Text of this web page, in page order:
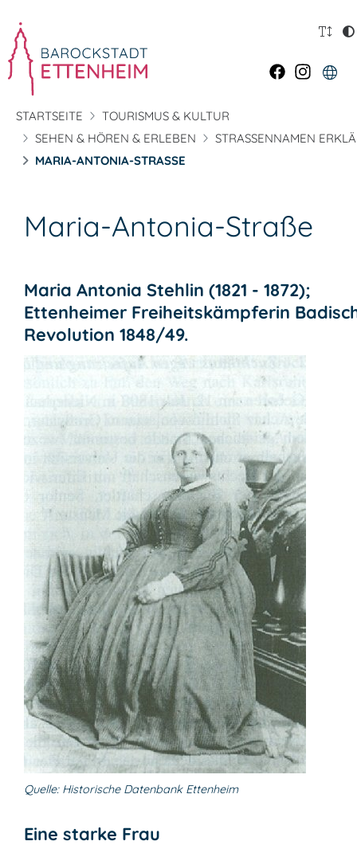
STARTSEITE
TOURISMUS & KULTUR
SEHEN & HÖREN & ERLEBEN
STRASSENNAMEN
MARIA-ANTONIA-STRASSE
Maria-Antonia-Straße
Maria Antonia Stehlin (1821 - 1872);
Ettenheimer Freiheitskämpferin
Revolution 1848/49.
Quelle: Historische Datenbank Ettenheim
Eine starke Frau